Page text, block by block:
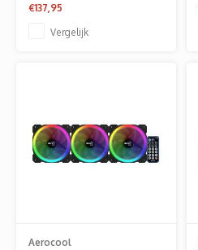
€137,95
Vergelijk
Aerocool